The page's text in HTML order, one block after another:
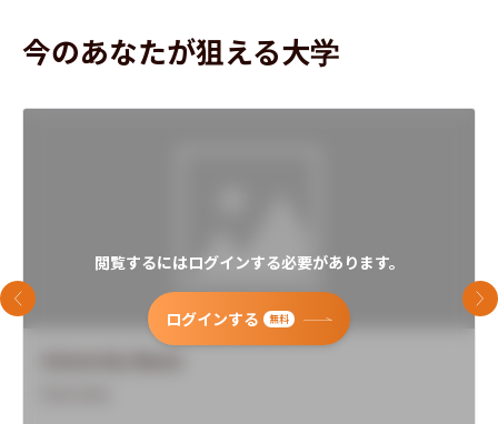
今のあなたが狙える大学
閲覧するにはログインする必要があります。
ログインする 無料
前のスライド 次